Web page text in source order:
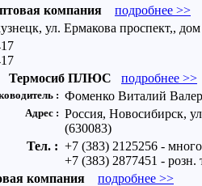
компания
подробнее >>
ул. Ермакова проспект,,
Термосиб ПЛЮС
подробнее >>
: Фоменко Виталий
Адрес : Россия, Новосибирск,
(630083)
Тел. : +7 (383) 2125256 -
+7 (383) 2877451 - розн.
компания
подробнее >>